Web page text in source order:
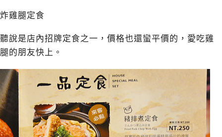
炸雞腿定食
聽說是店內招牌定食之一，價格也還蠻平價的，愛吃雞
腿的朋友快上。